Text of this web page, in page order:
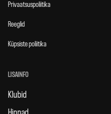
Privaatsuspoliitika
Reeglid
Küpsiste poliitika
LISAINFO
Klubid